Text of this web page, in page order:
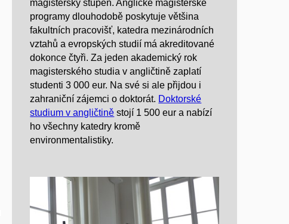
magisterský stupeň. Anglické magisterské
programy dlouhodobě poskytuje většina
fakultních pracovišť, katedra mezinárodních
vztahů a evropských studií má akreditované
dokonce čtyři. Za jeden akademický rok
magisterského studia v angličtině zaplatí
studenti 3 000 eur. Na své si ale přijdou i
zahraniční zájemci o doktorát. Doktorské
studium v angličtině stojí 1 500 eur a nabízí
ho všechny katedry kromě
environmentalistiky.